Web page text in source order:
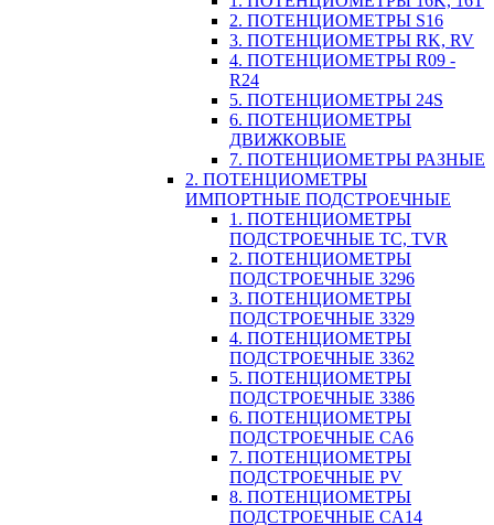
2. ПОТЕНЦИОМЕТРЫ S16
3. ПОТЕНЦИОМЕТРЫ RK, RV
4. ПОТЕНЦИОМЕТРЫ R09 -
R24
5. ПОТЕНЦИОМЕТРЫ 24S
6. ПОТЕНЦИОМЕТРЫ
ДВИЖКОВЫЕ
7. ПОТЕНЦИОМЕТРЫ РАЗНЫЕ
2. ПОТЕНЦИОМЕТРЫ
ИМПОРТНЫЕ ПОДСТРОЕЧНЫЕ
1. ПОТЕНЦИОМЕТРЫ
ПОДСТРОЕЧНЫЕ TC, TVR
2. ПОТЕНЦИОМЕТРЫ
ПОДСТРОЕЧНЫЕ 3296
3. ПОТЕНЦИОМЕТРЫ
ПОДСТРОЕЧНЫЕ 3329
4. ПОТЕНЦИОМЕТРЫ
ПОДСТРОЕЧНЫЕ 3362
5. ПОТЕНЦИОМЕТРЫ
ПОДСТРОЕЧНЫЕ 3386
6. ПОТЕНЦИОМЕТРЫ
ПОДСТРОЕЧНЫЕ CA6
7. ПОТЕНЦИОМЕТРЫ
ПОДСТРОЕЧНЫЕ PV
8. ПОТЕНЦИОМЕТРЫ
ПОДСТРОЕЧНЫЕ CA14